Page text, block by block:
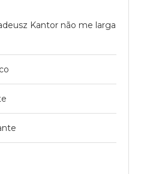
Kantor não me larga